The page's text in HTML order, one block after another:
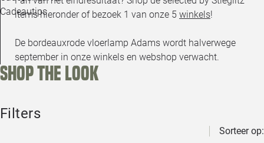
Cadeautips
items hieronder of bezoek 1 van onze 5 winkels!
De bordeauxrode vloerlamp Adams wordt halverwege
september in onze winkels en webshop verwacht.
Shop the look
Filters
Sorteer op: